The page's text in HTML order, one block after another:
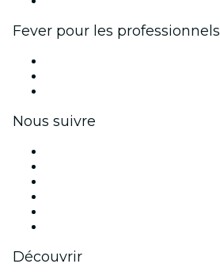
Fever pour les professionnels
Nous suivre
Découvrir